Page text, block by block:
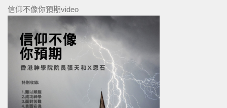
信仰不像你預期video